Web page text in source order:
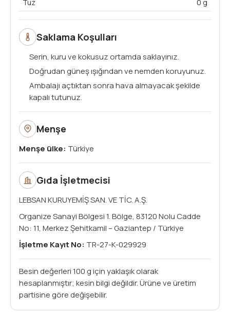
Tuz 0 g
Menşe
Menşe ülke: Türkiye
Saklama Koşulları
Serin, kuru ve kokusuz ortamda saklayınız.
Doğrudan güneş ışığından ve nemden koruyunuz.
Ambalajı açtıktan sonra hava almayacak şekilde
kapalı tutunuz.
Gıda İşletmecisi
LEBSAN KURUYEMİŞ SAN. VE TİC. A.Ş.
Organize Sanayi Bölgesi 1. Bölge, 83120 Nolu Cadde
No: 11, Merkez Şehitkamil – Gaziantep / Türkiye
İşletme Kayıt No: TR-27-K-029929
Besin değerleri 100 g için yaklaşık olarak
hesaplanmıştır; kesin bilgi değildir. Ürüne ve üretim
partisine göre değişebilir.